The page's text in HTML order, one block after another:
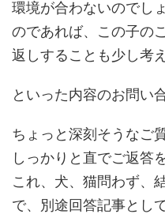
環境が合わないのでし
のであれば、この子の
返しすることも少し考
といった内容のお問い
ちょっと深刻そうなご
しっかりと直でご返答
これ、犬、猫問わず、
で、別途回答記事とし